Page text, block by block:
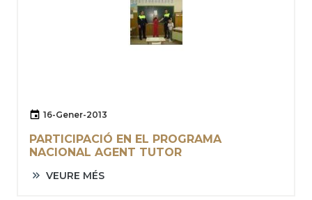
16-Gener-2013
PARTICIPACIÓ EN EL PROGRAMA
NACIONAL AGENT TUTOR
VEURE MÉS